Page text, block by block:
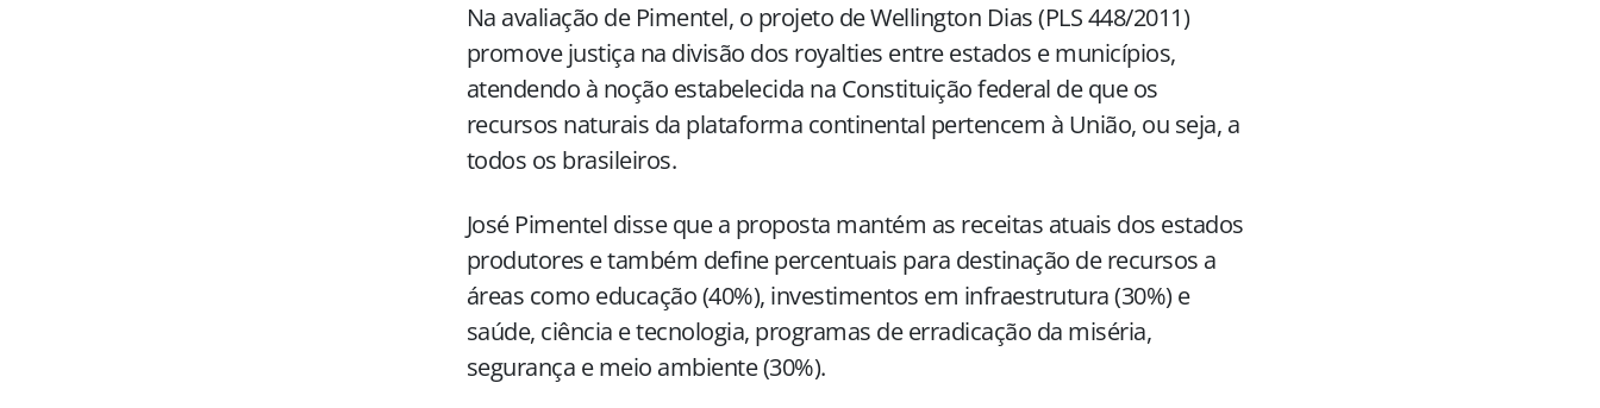
Na avaliação de Pimentel, o projeto de Wellington Dias (PLS 448/2011)
promove justiça na divisão dos royalties entre estados e municípios,
atendendo à noção estabelecida na Constituição federal de que os
recursos naturais da plataforma continental pertencem à União, ou seja, a
todos os brasileiros.
José Pimentel disse que a proposta mantém as receitas atuais dos estados
produtores e também define percentuais para destinação de recursos a
áreas como educação (40%), investimentos em infraestrutura (30%) e
saúde, ciência e tecnologia, programas de erradicação da miséria,
segurança e meio ambiente (30%).